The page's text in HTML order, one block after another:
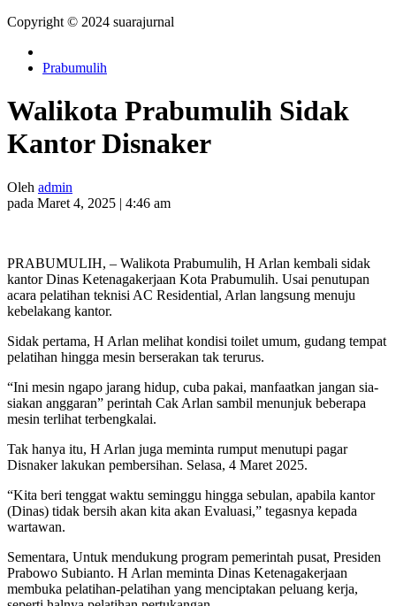
Copyright © 2024 suarajurnal
Prabumulih
Walikota Prabumulih Sidak
Kantor Disnaker
Oleh admin
pada Maret 4, 2025 | 4:46 am
PRABUMULIH, – Walikota Prabumulih, H Arlan kembali sidak
kantor Dinas Ketenagakerjaan Kota Prabumulih. Usai penutupan
acara pelatihan teknisi AC Residential, Arlan langsung menuju
kebelakang kantor.
Sidak pertama, H Arlan melihat kondisi toilet umum, gudang tempat
pelatihan hingga mesin berserakan tak terurus.
“Ini mesin ngapo jarang hidup, cuba pakai, manfaatkan jangan sia-
siakan anggaran” perintah Cak Arlan sambil menunjuk beberapa
mesin terlihat terbengkalai.
Tak hanya itu, H Arlan juga meminta rumput menutupi pagar
Disnaker lakukan pembersihan. Selasa, 4 Maret 2025.
“Kita beri tenggat waktu seminggu hingga sebulan, apabila kantor
(Dinas) tidak bersih akan kita akan Evaluasi,” tegasnya kepada
wartawan.
Sementara, Untuk mendukung program pemerintah pusat, Presiden
Prabowo Subianto. H Arlan meminta Dinas Ketenagakerjaan
membuka pelatihan-pelatihan yang menciptakan peluang kerja,